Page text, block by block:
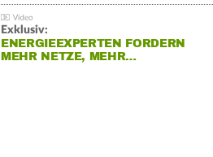
Exklusiv:
ENERGIEEXPERTEN FORDERN
MEHR NETZE, MEHR…